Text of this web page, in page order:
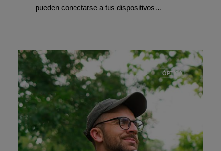
pueden conectarse a tus dispositivos…
ÓPTICA